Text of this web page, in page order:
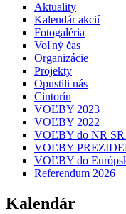
Aktuality
Kalendár akcií
Fotogaléria
Voľný čas
Organizácie
Projekty
Opustili nás
Cintorín
VOĽBY 2023
VOĽBY 2022
VOĽBY do NR SR
VOĽBY
VOĽBY do
Referendum 2026
Kalendár